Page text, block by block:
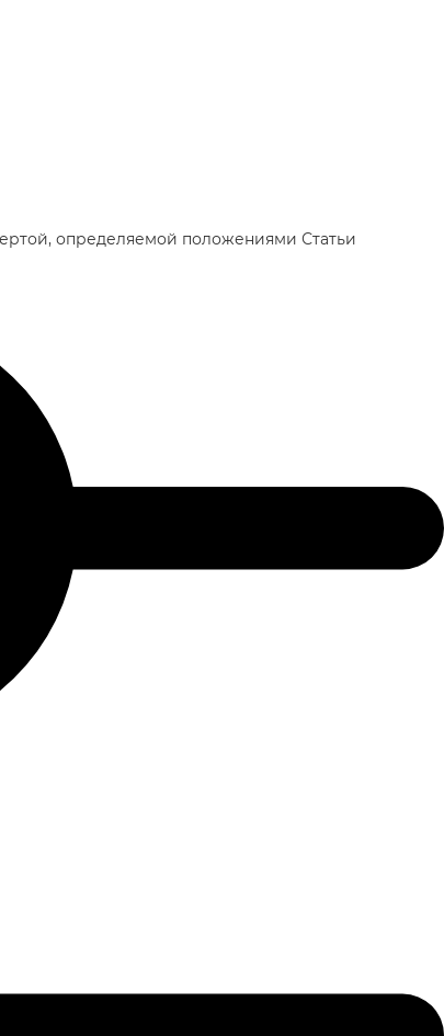
определяемой положениями Статьи